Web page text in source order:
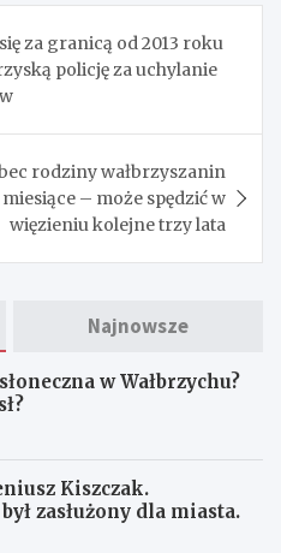
za granicą od 2013 roku
policję za uchylanie
rodziny wałbrzyszanin
– może spędzić w
więzieniu kolejne trzy lata
Najnowsze
w Wałbrzychu?
Kiszczak.
zasłużony dla miasta.